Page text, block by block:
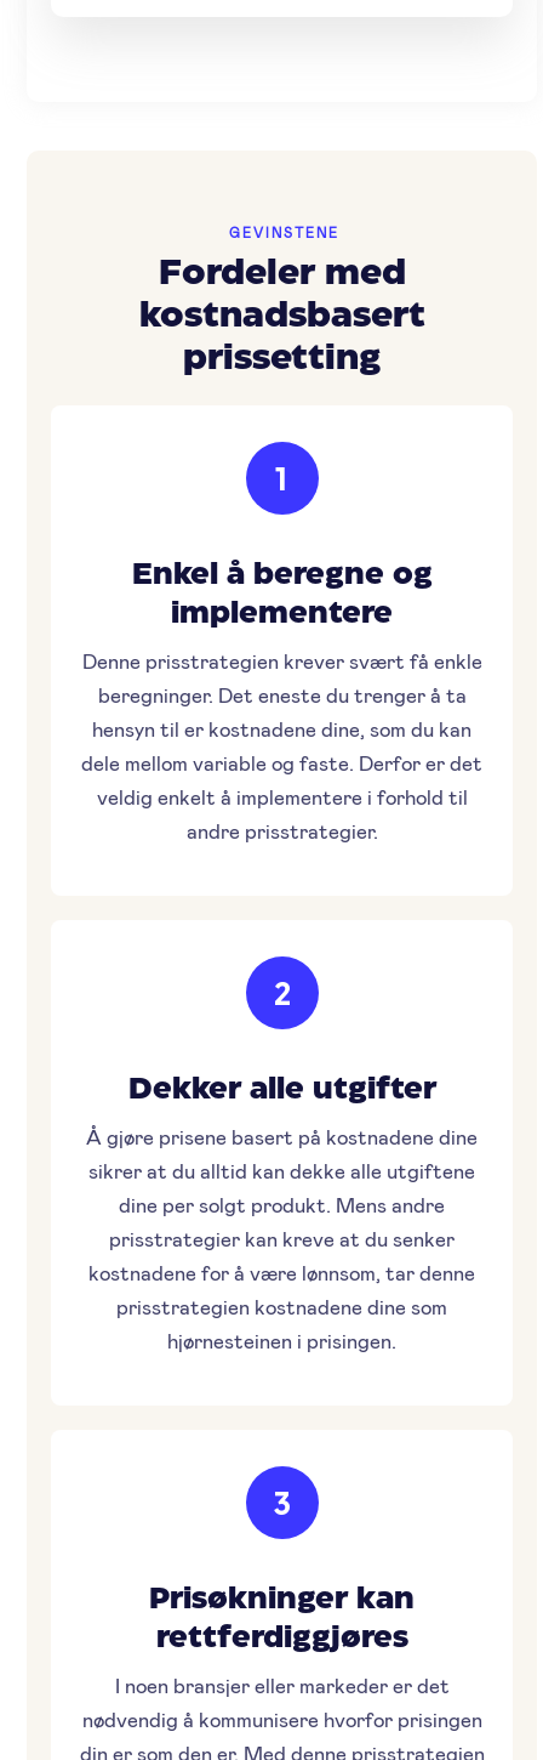
GEVINSTENE
Fordeler med
kostnadsbasert
prissetting
1
Enkel å beregne og
implementere
Denne prisstrategien krever svært få enkle
beregninger. Det eneste du trenger å ta
hensyn til er kostnadene dine, som du kan
dele mellom variable og faste. Derfor er det
veldig enkelt å implementere i forhold til
andre prisstrategier.
2
Dekker alle utgifter
Å gjøre prisene basert på kostnadene dine
sikrer at du alltid kan dekke alle utgiftene
dine per solgt produkt. Mens andre
prisstrategier kan kreve at du senker
kostnadene for å være lønnsom, tar denne
prisstrategien kostnadene dine som
hjørnesteinen i prisingen.
3
Prisøkninger kan
rettferdiggjøres
I noen bransjer eller markeder er det
nødvendig å kommunisere hvorfor prisingen
din er som den er. Med denne prisstrategien